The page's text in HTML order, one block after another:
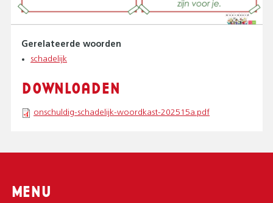
Gerelateerde woorden
schadelijk
DOWNLOADEN
onschuldig-schadelijk-woordkast-202515a.pdf
MENU